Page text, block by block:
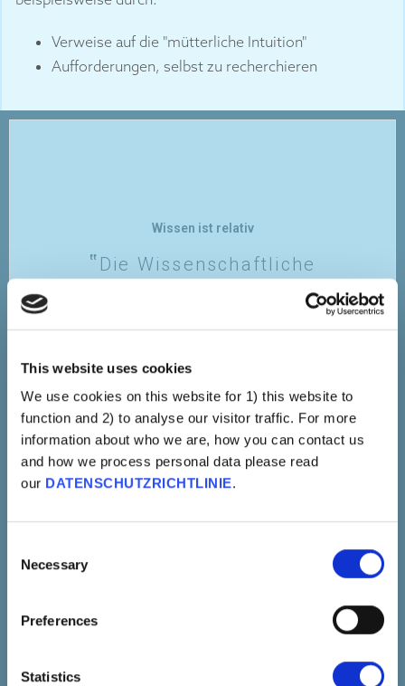
This website uses cookies
We use cookies on this website for 1) this website to
function and 2) to analyse our visitor traffic. For more
information about who we are, how you can contact us
and how we process personal data please read
our DATENSCHUTZRICHTLINIE.
Selection
Necessary
Preferences
Statistics
Verweise auf die "mütterliche Intuition"
Aufforderungen, selbst zu recherchieren
Wissen ist relativ
Die Wissenschaftliche
Erkenntnistheorie Und
Objektivität Ist Abzulehnen,
MEHR ERFAHREN